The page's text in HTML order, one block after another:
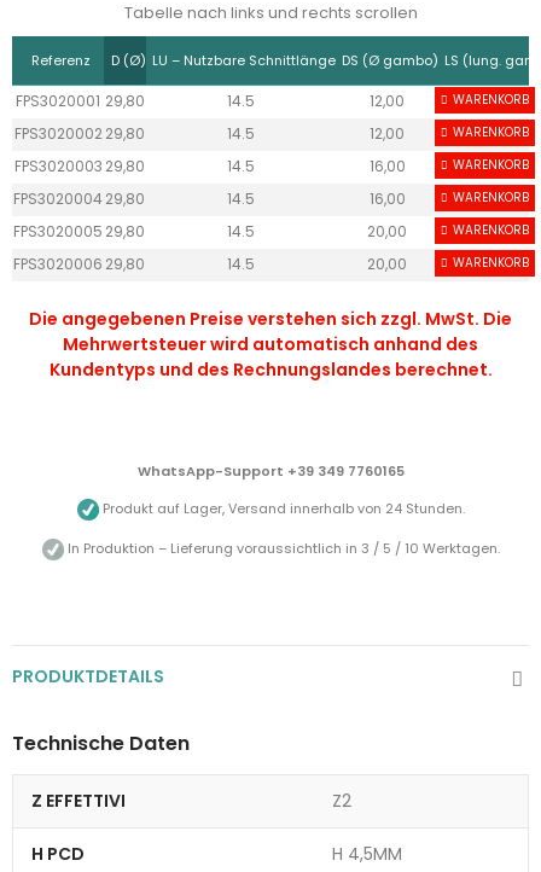
Tabelle nach links und rechts scrollen
Referenz D (Ø) LU – Nutzbare Schnittlänge DS (Ø gambo) LS (lung.
FPS3020001 29,80 14.5 12,00 40
WARENKORB
FPS3020002 29,80 14.5 12,00 40
WARENKORB
FPS3020003 29,80 14.5 16,00 50
WARENKORB
FPS3020004 29,80 14.5 16,00 50
WARENKORB
FPS3020005 29,80 14.5 20,00 50
WARENKORB
FPS3020006 29,80 14.5 20,00 50
WARENKORB
Die angegebenen Preise verstehen sich zzgl. MwSt. Die
Mehrwertsteuer wird automatisch anhand des
Kundentyps und des Rechnungslandes berechnet.
WhatsApp-Support +39 349 7760165
Produkt auf Lager, Versand innerhalb von 24 Stunden.
In Produktion – Lieferung voraussichtlich in 3 / 5 / 10 Werktagen.
PRODUKTDETAILS
Technische Daten
Z EFFETTIVI Z2
H PCD H 4,5MM